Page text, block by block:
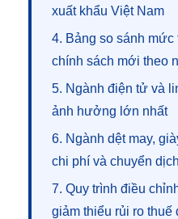
xuất khẩu Việt Nam
4. Bảng so sánh
chính sách mới theo
5. Ngành điện tử và
ảnh hưởng lớn nhất
6. Ngành dệt may,
chi phí và chuyển
7. Quy trình điều
giảm thiểu rủi ro thuế